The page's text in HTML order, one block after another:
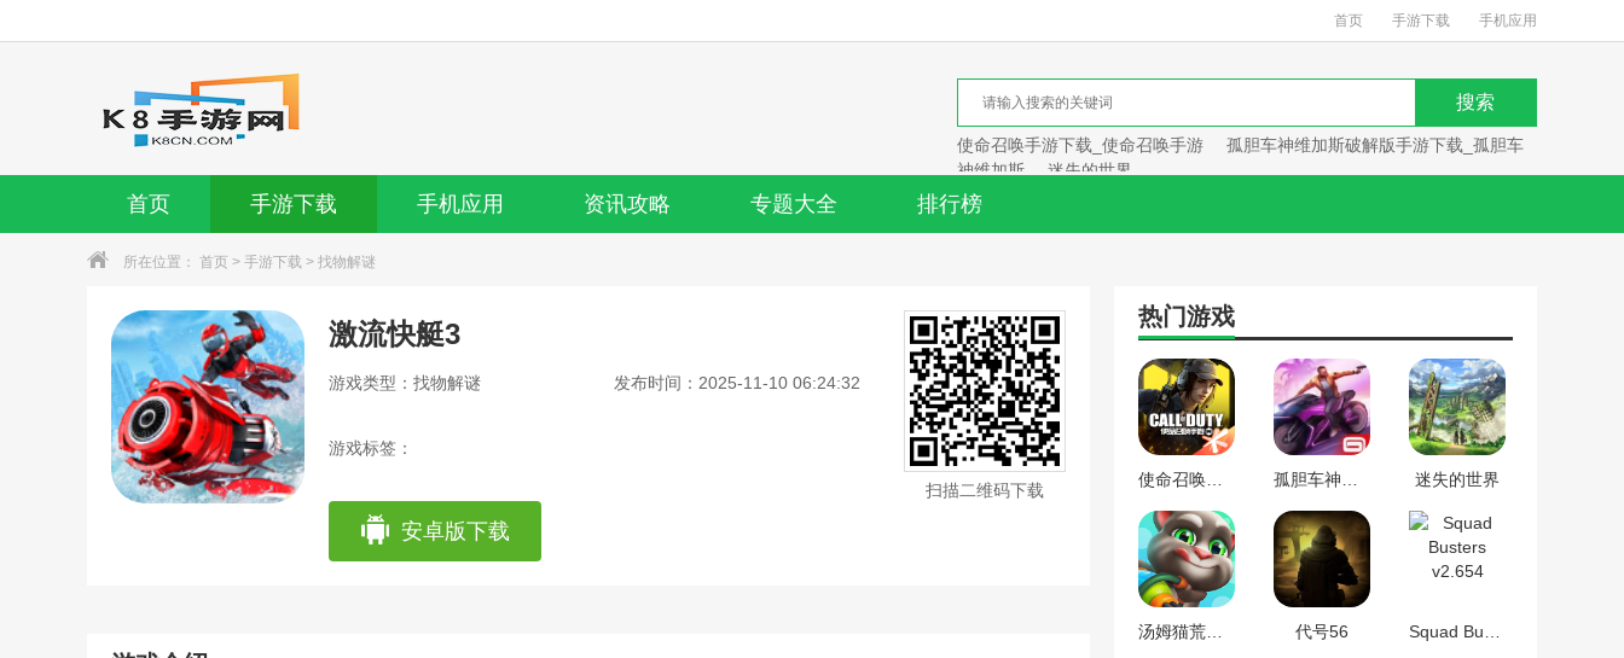
首页 手游下载 手机应用
使命召唤手游下载_使命召唤手游
孤胆车神维加斯破解版手游下载_孤胆车
神维加斯
迷失的世界
首页 手游下载 手机应用 资讯攻略 专题大全 排行榜
所在位置： 首页 > 手游下载 > 找物解谜
激流快艇3
游戏类型：找物解谜 发布时间：2025-11-10 06:24:32
游戏标签：
安卓版下载
扫描二维码下载
热门游戏
迷失的世界
代号56